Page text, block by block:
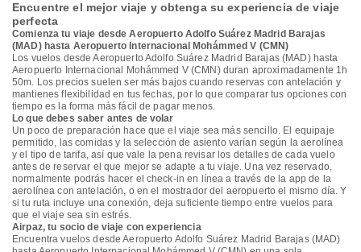
Encuentre el mejor viaje y obtenga su experiencia de viaje
perfecta
Comienza tu viaje desde Aeropuerto Adolfo Suárez Madrid Barajas
(MAD) hasta Aeropuerto Internacional Mohámmed V (CMN)
Los vuelos desde Aeropuerto Adolfo Suárez Madrid Barajas (MAD) hasta
Aeropuerto Internacional Mohámmed V (CMN) duran aproximadamente 1h
50m. Los precios suelen ser más bajos cuando reservas con antelación y
mantienes flexibilidad en tus fechas, por lo que comparar tus opciones con
tiempo es la forma más fácil de pagar menos.
Lo que debes saber antes de volar
Un poco de preparación hace que el viaje sea más sencillo. El equipaje
permitido, las comidas y la selección de asiento varían según la aerolínea
y el tipo de tarifa, así que vale la pena revisar los detalles de cada vuelo
antes de reservar el que mejor se adapte a tu viaje. Una vez reservado,
normalmente podrás hacer el check-in en línea a través de la app de la
aerolínea con antelación, o en el mostrador del aeropuerto el mismo día. Y
si tu ruta incluye una conexión, deja suficiente tiempo entre vuelos para
que el viaje sea sin estrés.
Airpaz, tu socio de viaje con experiencia
Encuentra vuelos desde Aeropuerto Adolfo Suárez Madrid Barajas (MAD)